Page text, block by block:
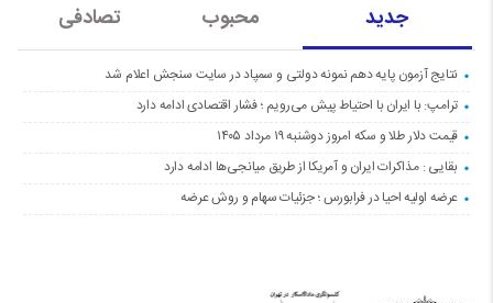
جدید محبوب تصادفی
نتایج آزمون پایه دهم نمونه دولتی و سمپاد در سایت سنجش اعلام شد
ترامپ: با ایران با احتیاط پیش می‌رویم ؛ فشار اقتصادی ادامه دارد
قیمت دلار طلا و سکه امروز دوشنبه ۱۹ مرداد ۱۴۰۵
بقایی : مذاکرات ایران و آمریکا از طریق میانجی‌ها ادامه دارد
عرضه اولیه احیا در فرابورس ؛ جزئیات سهام و روش عرضه